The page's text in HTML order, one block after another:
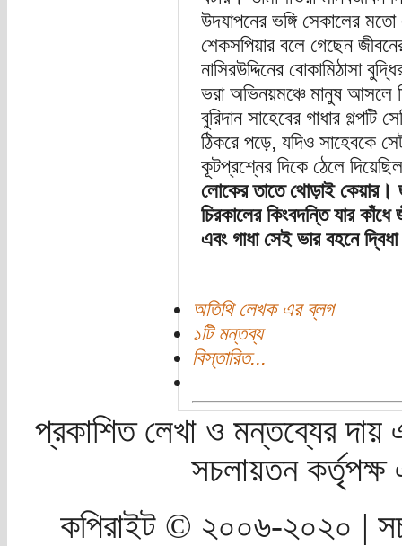
উদযাপনের ভঙ্গি সেকালের
শেকসপিয়ার বলে গেছেন
নাসিরউদ্দিনের বোকামিঠাসা
ভরা অভিনয়মঞ্চে মানুষ আসলে
বুরিদান সাহেবের গাধার
ঠিকরে পড়ে, যদিও সাহেবকে
কূটপ্রশ্নের দিকে ঠেলে
লোকের তাতে থোড়াই কেয়ার।
চিরকালের কিংবদন্তি যার
এবং গাধা সেই ভার বহনে
অতিথি লেখক এর ব্লগ
১টি মন্তব্য
বিস্তারিত...
প্রকাশিত লেখা ও মন্তব্যের দায়
সচলায়তন
কপিরাইট © ২০০৬-২০২০ |